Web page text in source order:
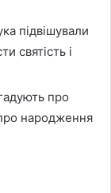
підвішували
святість і
про
народження